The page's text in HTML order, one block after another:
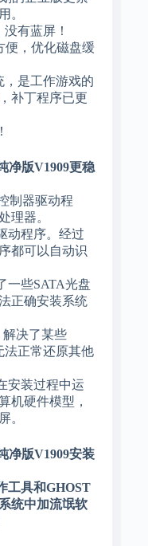
。
有蓝屏！
便，优化磁盘缓
，是工作游戏的
补丁程序已更
净版V1909更稳
制器驱动程
理器。
动程序。经过
都可以自动识
一些SATA光盘
正确安装系统
解决了某些
法正常还原其他
安装过程中运
机硬件模型，
。
净版V1909安装
工具和GHOST
统中加流氓软